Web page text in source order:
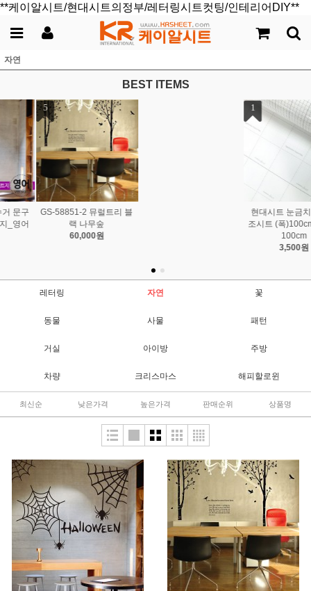
**케이알시트/현대시트의정부/레터링시트컷팅/인테리어DIY**
자연
BEST ITEMS
현대시트 눈금치수선 보
조시트 (폭)100cmx(길이)
2
[시트컷팅] 분리수거 쓰레
[시트컷팅] 분리수거 문구
글자 레터링 시트지_한글
레터링 자연 꽃
동물 사물 패턴
거실 아이방 주방
차량 크리스마스 해피할로윈
최신순 낮은가격 높은가격 판매순위 상품명